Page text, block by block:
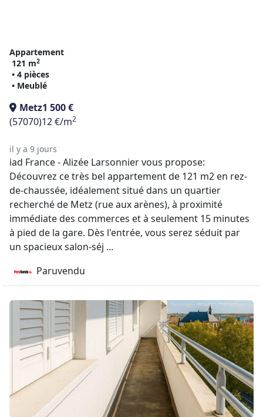
Appartement
121 m2
• 4 pièces
• Meublé
Metz1 500 €
(57070)12 €/m2
il y a 9 jours
iad France - Alizée Larsonnier vous propose:
Découvrez ce très bel appartement de 121 m2 en rez-
de-chaussée, idéalement situé dans un quartier
recherché de Metz (rue aux arènes), à proximité
immédiate des commerces et à seulement 15 minutes
à pied de la gare. Dès l'entrée, vous serez séduit par
un spacieux salon-séj ...
Paruvendu